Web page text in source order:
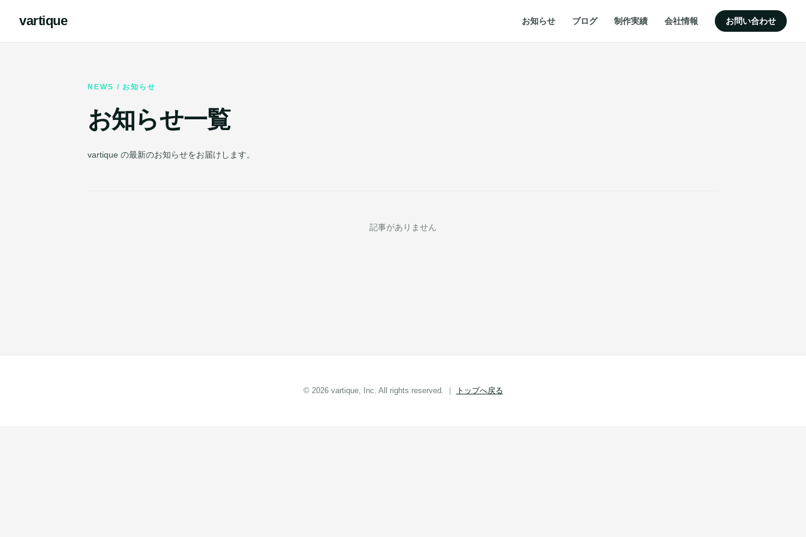
vartique お知らせ ブログ 制作実績 会社情報 お問い合わせ
NEWS / お知らせ
お知らせ一覧
vartique の最新のお知らせをお届けします。
記事がありません
© 2026 vartique, Inc. All rights reserved. ｜ トップへ戻る